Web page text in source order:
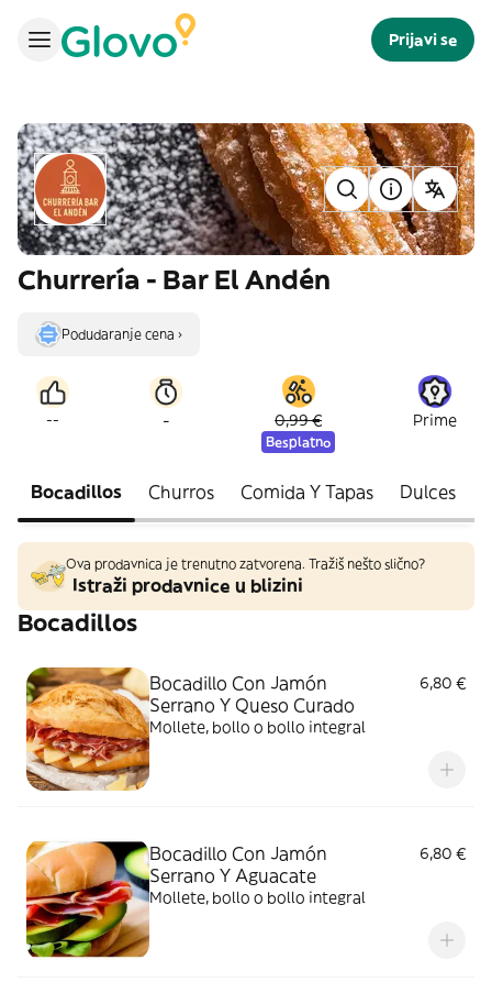
Prijavi se
Churrería - Bar El Andén
Podudaranje cena ›
-- - 0,99 €
Besplatno
Prime
Bocadillos Churros Comida Y Tapas Dulces
Ova prodavnica je trenutno zatvorena. Tražiš nešto slično?
Istraži prodavnice u blizini
Bocadillos
Bocadillo Con Jamón
Serrano Y Queso Curado
6,80 €
Mollete, bollo o bollo integral
Bocadillo Con Jamón
Serrano Y Aguacate
6,80 €
Mollete, bollo o bollo integral